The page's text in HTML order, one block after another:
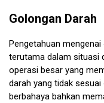
Golongan Darah
Pengetahuan
terutama dalam situasi
operasi besar yang
darah yang tidak
berbahaya bahkan